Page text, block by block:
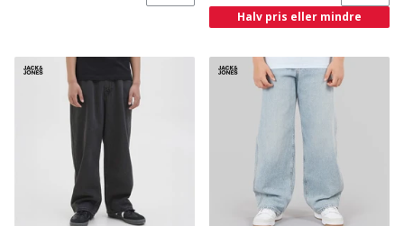
Halv pris eller mindre